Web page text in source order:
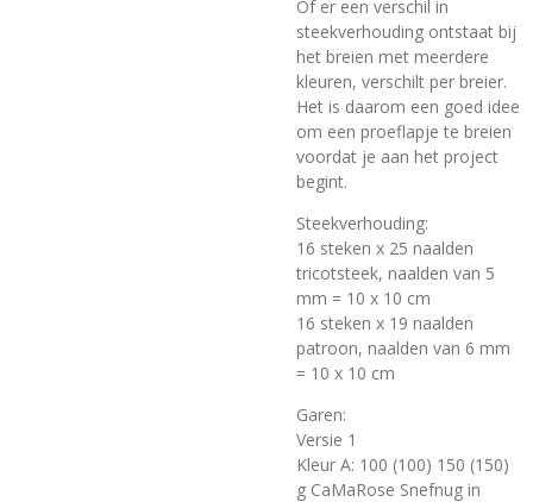
Of er een verschil in
steekverhouding ontstaat bij
het breien met meerdere
kleuren, verschilt per breier.
Het is daarom een goed idee
om een proeflapje te breien
voordat je aan het project
begint.
Steekverhouding:
16 steken x 25 naalden
tricotsteek, naalden van 5
mm = 10 x 10 cm
16 steken x 19 naalden
patroon, naalden van 6 mm
= 10 x 10 cm
Garen:
Versie 1
Kleur A: 100 (100) 150 (150)
g CaMaRose Snefnug in